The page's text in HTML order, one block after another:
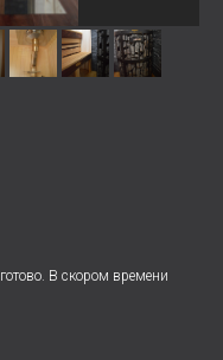
В скором времени